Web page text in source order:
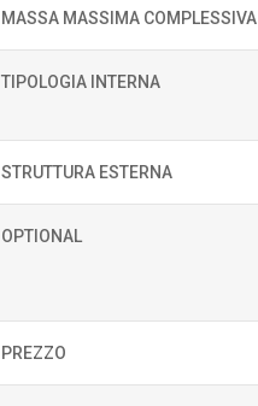
MASSA MASSIMA COMPLESSIVA
TIPOLOGIA INTERNA
STRUTTURA ESTERNA
OPTIONAL
PREZZO